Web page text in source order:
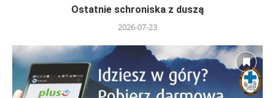
Ostatnie schroniska z duszą
2026-07-23